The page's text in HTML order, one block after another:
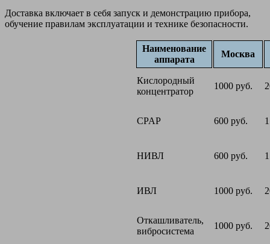
Доставка включает в себя запуск и демонстрацию прибора,
обучение правилам эксплуатации и технике безопасности.
Наименование
аппарата
Москва
Кислородный
концентратор
1000 руб.
CPAP 600 руб.
НИВЛ 600 руб.
ИВЛ 1000 руб.
Откашливатель,
вибросистема
1000 руб.